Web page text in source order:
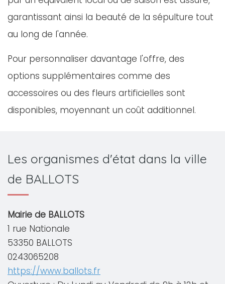
garantissant ainsi la beauté de la sépulture tout
au long de l'année.
Pour personnaliser davantage l'offre, des
options supplémentaires comme des
accessoires ou des fleurs artificielles sont
disponibles, moyennant un coût additionnel.
Les organismes d'état dans la ville
de BALLOTS
Mairie de BALLOTS
1 rue Nationale
53350 BALLOTS
0243065208
https://www.ballots.fr